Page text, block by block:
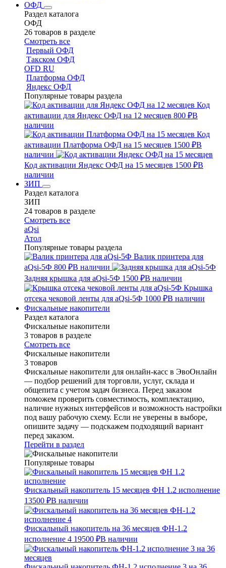
ОФД
Раздел каталога
ОФД
26 товаров в разделе
Смотреть все
Первый ОФД
Такском ОФД
OFD RU
Платформа ОФД
Яндекс ОФД
Популярные товары раздела
Код
активации для Яндекс ОФД на 12 месяцев 800 ₽В
наличии
Код
активации Платформа ОФД на 15 месяцев 1500 ₽В
наличии
Код активации Яндекс ОФД на 15 месяцев 1500 ₽В
наличии
ЗИП
Раздел каталога
ЗИП
24 товаров в разделе
Смотреть все
aQsi
Атол
Популярные товары раздела
Валик принтера для
aQsi-5Ф 800 ₽В наличии
Задняя крышка для aQsi-5Ф 1500 ₽В наличии
Крышка
отсека чековой ленты для aQsi-5Ф 1000 ₽В наличии
Фискальные накопители
Раздел каталога
Фискальные накопители
3 товаров в разделе
Смотреть все
Фискальные накопители
3 товаров
Фискальные накопители для онлайн-касс в ЭвоОнлайн
— подбор решений для торговли, услуг, склада и
общепита с учетом задач бизнеса. Перед заказом
поможем проверить совместимость, комплектацию,
наличие нужных интерфейсов и возможность настройки
под вашу рабочую схему. Если не уверены в выборе,
опишите задачу — подскажем подходящий вариант
перед заказом.
Перейти в раздел
Популярные товары
Фискальный накопитель 15 месяцев ФН 1.2 исполнение
13500 ₽В наличии
Фискальный накопитель на 36 месяцев ФН-1.2
исполнение 4 19500 ₽В наличии